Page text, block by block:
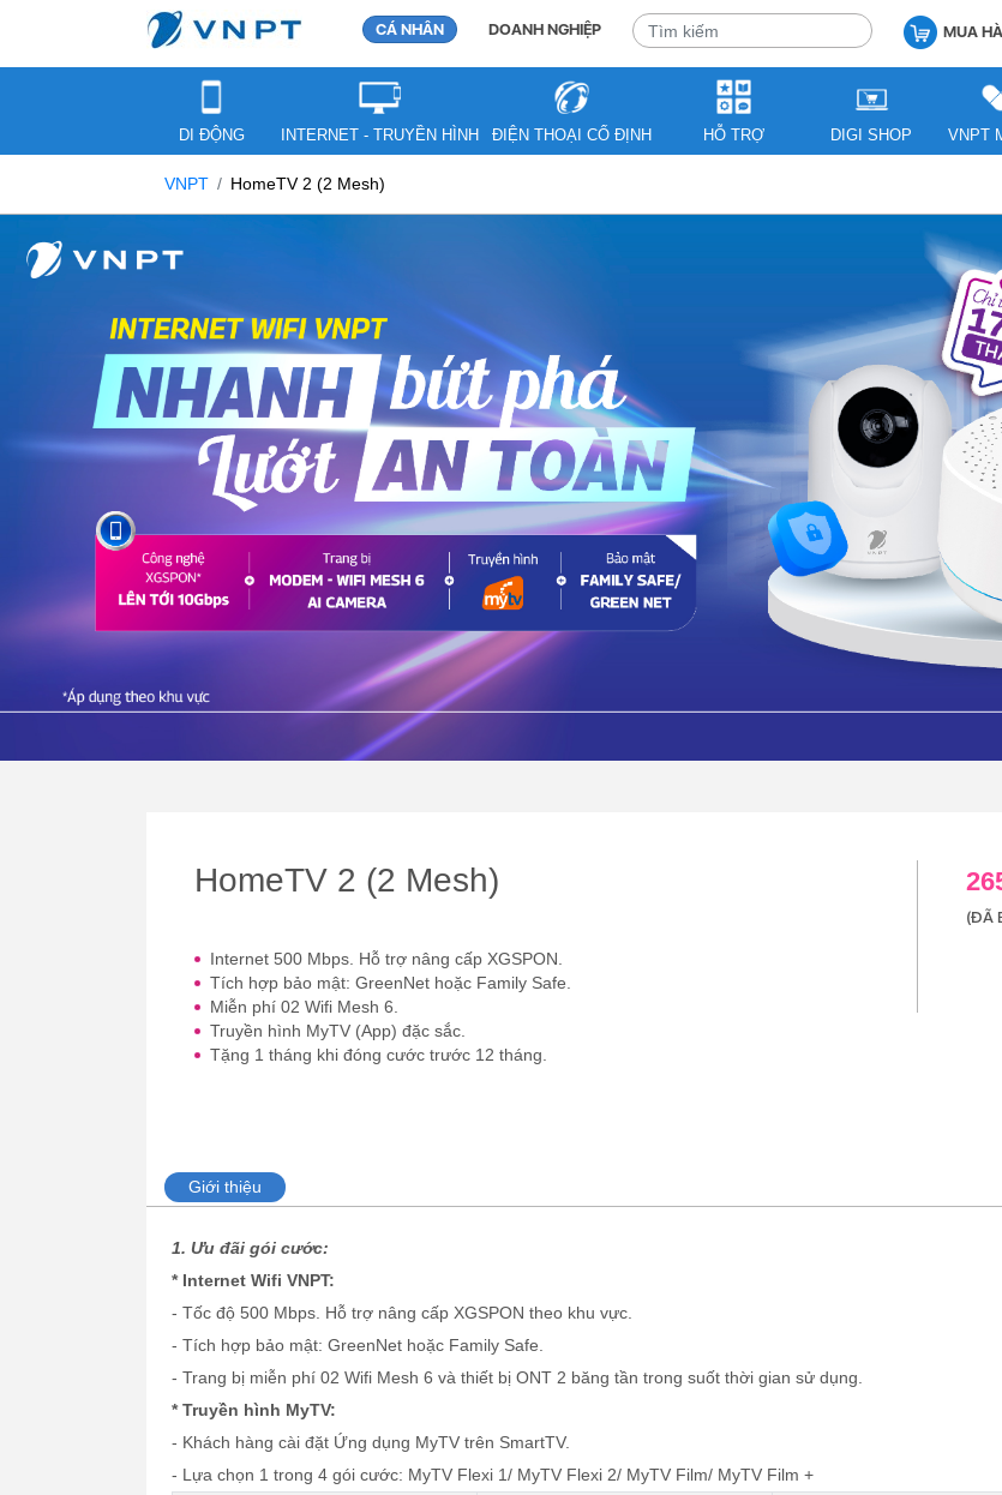
CÁ NHÂN DOANH NGHIỆP MUA
DI ĐỘNG INTERNET - TRUYỀN HÌNH ĐIỆN THOẠI CỐ ĐỊNH HỖ TRỢ DIGI SHOP VNPT
VNPT HomeTV 2 (2 Mesh)
HomeTV 2 (2 Mesh)
Internet 500 Mbps. Hỗ trợ nâng cấp XGSPON.
Tích hợp bảo mật: GreenNet hoặc Family Safe.
Miễn phí 02 Wifi Mesh 6.
Truyền hình MyTV (App) đặc sắc.
Tặng 1 tháng khi đóng cước trước 12 tháng.
(ĐÃ
Giới thiệu
1. Ưu đãi gói cước:
* Internet Wifi VNPT:
- Tốc độ 500 Mbps. Hỗ trợ nâng cấp XGSPON theo khu vực.
- Tích hợp bảo mật: GreenNet hoặc Family Safe.
- Trang bị miễn phí 02 Wifi Mesh 6 và thiết bị ONT 2 băng tần trong suốt thời gian sử dụng.
* Truyền hình MyTV:
- Khách hàng cài đặt Ứng dụng MyTV trên SmartTV.
- Lựa chọn 1 trong 4 gói cước: MyTV Flexi 1/ MyTV Flexi 2/ MyTV Film/ MyTV Film +